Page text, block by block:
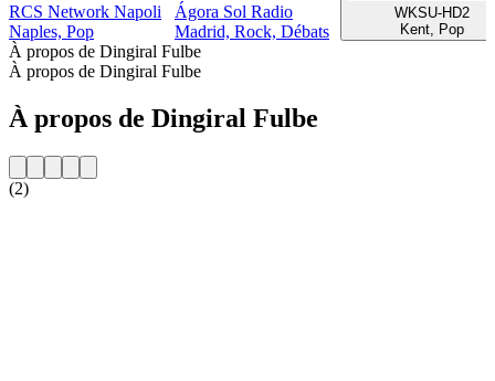
RCS Network Napoli
Naples, Pop
Ágora Sol Radio
Madrid, Rock, Débats
WKSU-HD2
Kent, Pop
À propos de Dingiral Fulbe
À propos de Dingiral Fulbe
À propos de Dingiral Fulbe
(2)